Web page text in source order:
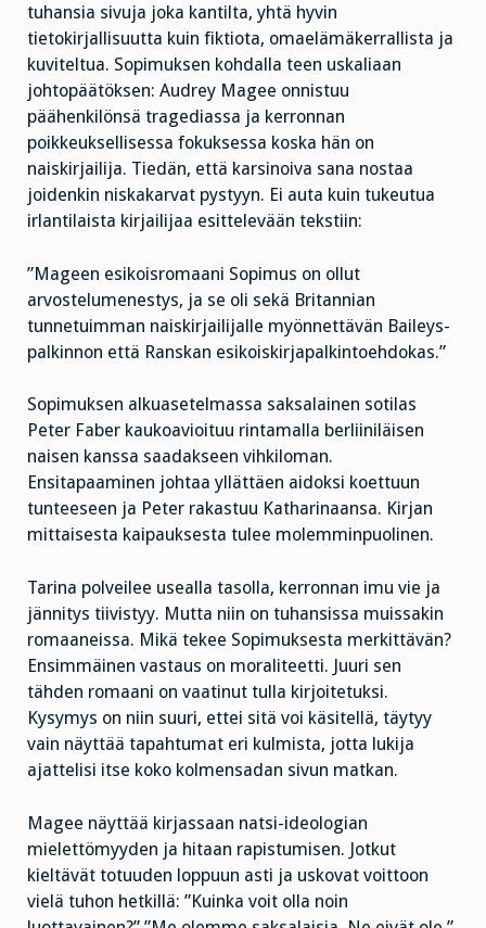
tuhansia sivuja joka kantilta, yhtä hyvin
tietokirjallisuutta kuin fiktiota, omaelämäkerrallista ja
kuviteltua. Sopimuksen kohdalla teen uskaliaan
johtopäätöksen: Audrey Magee onnistuu
päähenkilönsä tragediassa ja kerronnan
poikkeuksellisessa fokuksessa koska hän on
naiskirjailija. Tiedän, että karsinoiva sana nostaa
joidenkin niskakarvat pystyyn. Ei auta kuin tukeutua
irlantilaista kirjailijaa esittelevään tekstiin:
”Mageen esikoisromaani Sopimus on ollut
arvostelumenestys, ja se oli sekä Britannian
tunnetuimman naiskirjailijalle myönnettävän Baileys-
palkinnon että Ranskan esikoiskirjapalkintoehdokas.”
Sopimuksen alkuasetelmassa saksalainen sotilas
Peter Faber kaukoavioituu rintamalla berliiniläisen
naisen kanssa saadakseen vihkiloman.
Ensitapaaminen johtaa yllättäen aidoksi koettuun
tunteeseen ja Peter rakastuu Katharinaansa. Kirjan
mittaisesta kaipauksesta tulee molemminpuolinen.
Tarina polveilee usealla tasolla, kerronnan imu vie ja
jännitys tiivistyy. Mutta niin on tuhansissa muissakin
romaaneissa. Mikä tekee Sopimuksesta merkittävän?
Ensimmäinen vastaus on moraliteetti. Juuri sen
tähden romaani on vaatinut tulla kirjoitetuksi.
Kysymys on niin suuri, ettei sitä voi käsitellä, täytyy
vain näyttää tapahtumat eri kulmista, jotta lukija
ajattelisi itse koko kolmensadan sivun matkan.
Magee näyttää kirjassaan natsi-ideologian
mielettömyyden ja hitaan rapistumisen. Jotkut
kieltävät totuuden loppuun asti ja uskovat voittoon
vielä tuhon hetkillä: ”Kuinka voit olla noin